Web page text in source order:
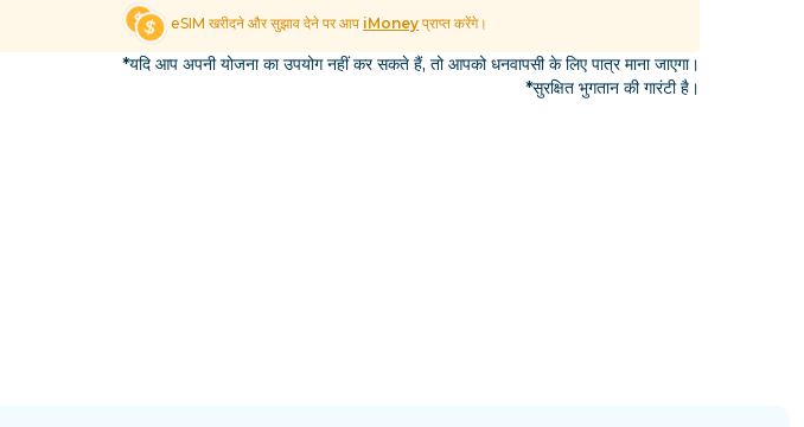
सभी गंतव्यों का अन्वेषण करें
eSIM खरीदने और सुझाव देने पर आप iMoney प्राप्त करेंगे।
*यदि आप अपनी योजना का उपयोग नहीं कर सकते हैं, तो आपको धनवापसी के लिए पात्र माना जाएगा।
*सुरक्षित भुगतान की गारंटी है।